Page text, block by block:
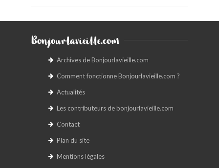
Bonjourlavieille.com
Archives de Bonjourlavieille.com
Comment fonctionne Bonjourlavieille.com ?
Actualités
Les contributeurs de bonjourlavieille.com
Contact
Plan du site
Mentions légales